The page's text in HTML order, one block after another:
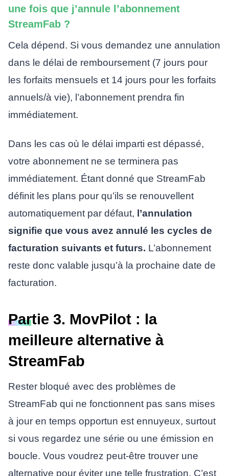
une fois que j’annule l’abonnement
StreamFab ?
Cela dépend. Si vous demandez une annulation
dans le délai de remboursement (7 jours pour
les forfaits mensuels et 14 jours pour les forfaits
annuels/à vie), l’abonnement prendra fin
immédiatement.
Dans les cas où le délai imparti est dépassé,
votre abonnement ne se terminera pas
immédiatement. Étant donné que StreamFab
définit les plans pour qu’ils se renouvellent
automatiquement par défaut, l’annulation
signifie que vous avez annulé les cycles de
facturation suivants et futurs. L’abonnement
reste donc valable jusqu’à la prochaine date de
facturation.
Partie 3. MovPilot : la
meilleure alternative à
StreamFab
Rester bloqué avec des problèmes de
StreamFab qui ne fonctionnent pas sans mises
à jour en temps opportun est ennuyeux, surtout
si vous regardez une série ou une émission en
boucle. Vous voudrez peut-être trouver une
alternative pour éviter une telle frustration. C’est